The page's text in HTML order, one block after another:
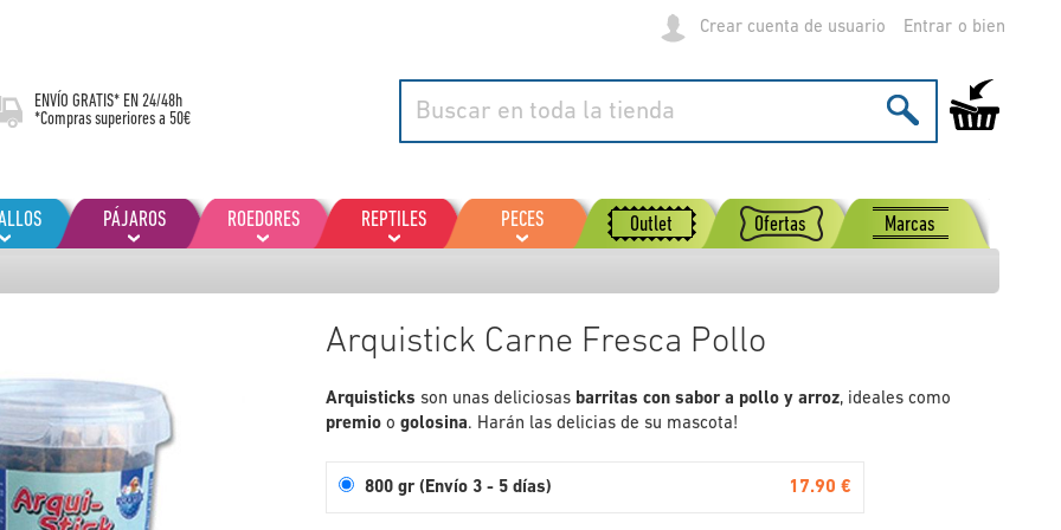
Crear cuenta de usuario Entrar
ENVÍO GRATIS* EN 24/48h
*Compras superiores a 50€
Mi carrito de
PÁJAROS ROEDORES REPTILES PECES Outlet Ofertas Marcas
Arquistick Carne Fresca Pollo
Arquisticks son unas deliciosas barritas con sabor a pollo y arroz, ideales como
premio ogolosina. Harán las delicias de su mascota!
800 gr (Envío 3 - 5 días) 17.90 €